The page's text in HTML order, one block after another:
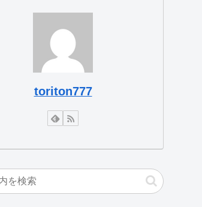
toriton777